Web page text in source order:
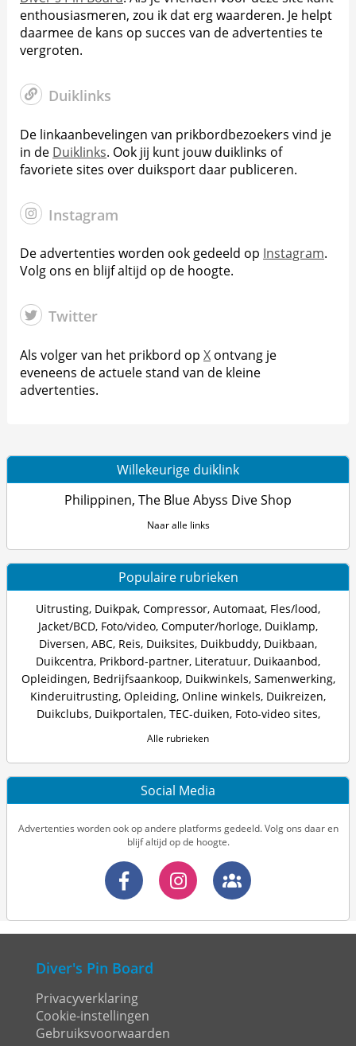
enthousiasmeren, zou ik dat erg waarderen. Je helpt
daarmee de kans op succes van de advertenties te
vergroten.
Duiklinks
De linkaanbevelingen van prikbordbezoekers vind je
in de Duiklinks. Ook jij kunt jouw duiklinks of
favoriete sites over duiksport daar publiceren.
Instagram
De advertenties worden ook gedeeld op Instagram.
Volg ons en blijf altijd op de hoogte.
Twitter
Als volger van het prikbord op X ontvang je
eveneens de actuele stand van de kleine
advertenties.
Willekeurige duiklink
Philippinen, The Blue Abyss Dive Shop
Naar alle links
Populaire rubrieken
Uitrusting, Duikpak, Compressor, Automaat, Fles/lood,
Jacket/BCD, Foto/video, Computer/horloge, Duiklamp,
Diversen, ABC, Reis, Duiksites, Duikbuddy, Duikbaan,
Duikcentra, Prikbord-partner, Literatuur, Duikaanbod,
Opleidingen, Bedrijfsaankoop, Duikwinkels, Samenwerking,
Kinderuitrusting, Opleiding, Online winkels, Duikreizen,
Duikclubs, Duikportalen, TEC-duiken, Foto-video sites,
Alle rubrieken
Social Media
Advertenties worden ook op andere platforms gedeeld. Volg ons daar en
blijf altijd op de hoogte.
Diver's Pin Board
Privacyverklaring
Cookie-instellingen
Gebruiksvoorwaarden